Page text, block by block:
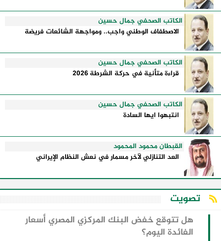
الكاتب الصحفي جمال حسين
الاصطفاف الوطني واجب.. ومواجهة الشائعات فريضة
الكاتب الصحفي جمال حسين
قراءة متأنية في حركة الشرطة 2026
الكاتب الصحفي جمال حسين
انتبهوا ايها السادة
القبطان محمود المحمود
العد التنازلي لآخر مسمار في نعش النظام الإيراني
تصويت
هل تتوقع خفض البنك المركزي المصري أسعار
الفائدة اليوم؟